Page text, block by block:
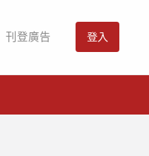
刊登廣告 登入